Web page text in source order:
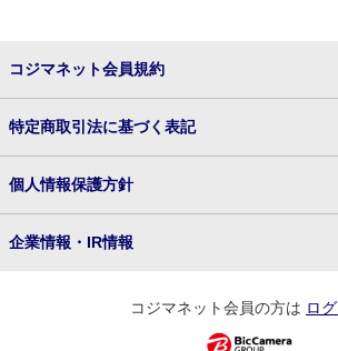
コジマネット会員規約
特定商取引法に基づく表記
個人情報保護方針
企業情報・IR情報
コジマネット会員の方は ロ